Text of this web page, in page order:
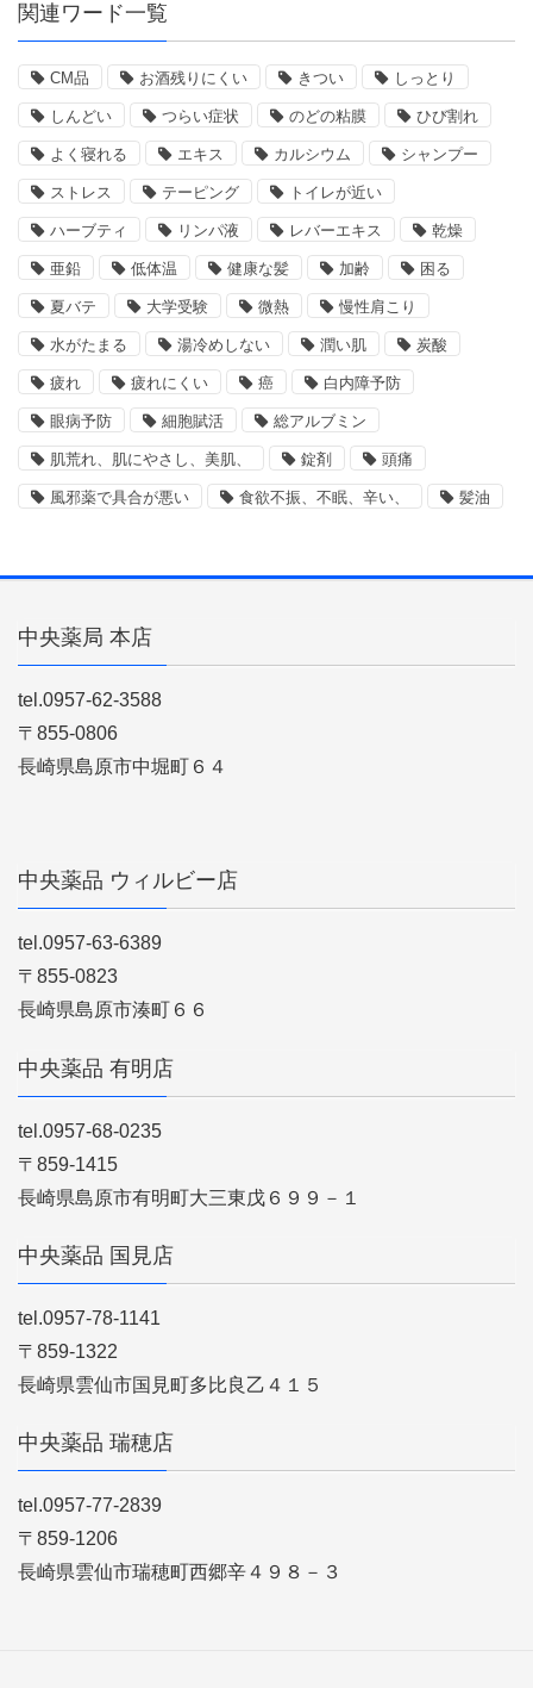
関連ワード一覧
CM品 お酒残りにくい きつい しっとり
しんどい つらい症状 のどの粘膜 ひび割れ
よく寝れる エキス カルシウム シャンプー
ストレス テーピング トイレが近い
ハーブティ リンパ液 レバーエキス 乾燥
亜鉛 低体温 健康な髪 加齢 困る
夏バテ 大学受験 微熱 慢性肩こり
水がたまる 湯冷めしない 潤い肌 炭酸
疲れ 疲れにくい 癌 白内障予防
眼病予防 細胞賦活 総アルブミン
肌荒れ、肌にやさし、美肌、 錠剤 頭痛
風邪薬で具合が悪い 食欲不振、不眠、辛い、 髪油
中央薬局 本店
tel.0957-62-3588
〒855-0806
長崎県島原市中堀町６４
中央薬品 ウィルビー店
tel.0957-63-6389
〒855-0823
長崎県島原市湊町６６
中央薬品 有明店
tel.0957-68-0235
〒859-1415
長崎県島原市有明町大三東戊６９９－１
中央薬品 国見店
tel.0957-78-1141
〒859-1322
長崎県雲仙市国見町多比良乙４１５
中央薬品 瑞穂店
tel.0957-77-2839
〒859-1206
長崎県雲仙市瑞穂町西郷辛４９８－３